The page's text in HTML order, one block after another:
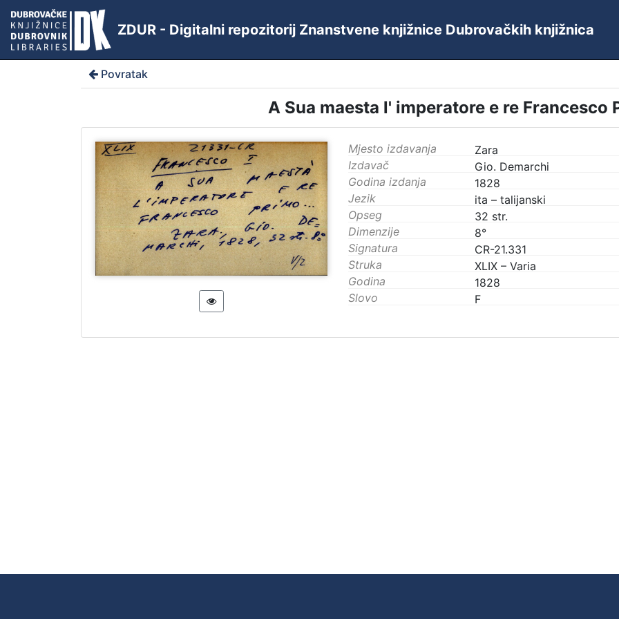
ZDUR - Digitalni repozitorij Znanstvene knjižnice Dubrovačkih knjižnica
Povratak
A Sua maesta l' imperatore e re Francesco
Mjesto izdavanja
Zara
Izdavač
Gio. Demarchi
Godina izdanja
1828
Jezik
ita – talijanski
Opseg
32 str.
Dimenzije
8°
Signatura
CR-21.331
Struka
XLIX – Varia
Godina
1828
Slovo
F